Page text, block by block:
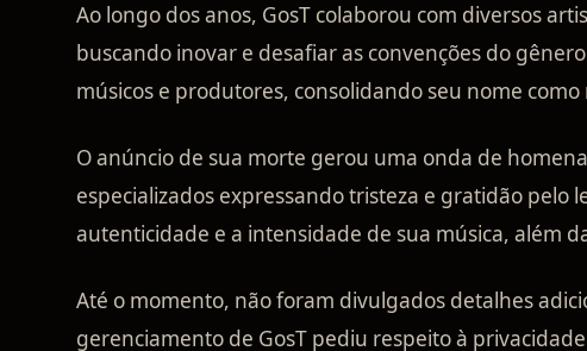
Ao longo dos anos, GosT colaborou com diversos
buscando inovar e desafiar as convenções do
músicos e produtores, consolidando seu nome
O anúncio de sua morte gerou uma onda de
especializados expressando tristeza e gratidão pelo
autenticidade e a intensidade de sua música, além
Até o momento, não foram divulgados detalhes
gerenciamento de GosT pediu respeito à